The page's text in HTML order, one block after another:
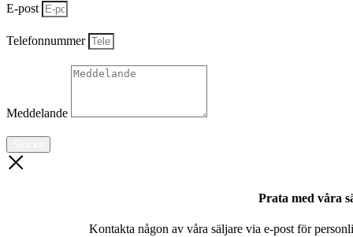
E-post
Telefonnummer
Meddelande
Prata med våra
Kontakta någon av våra säljare via e-post för